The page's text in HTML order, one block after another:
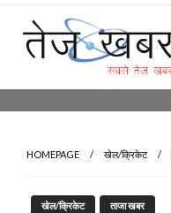
Skip
content
HOMEPAGE खेल/क्रिकेट
खेल/क्रिकेट ताजा खबर